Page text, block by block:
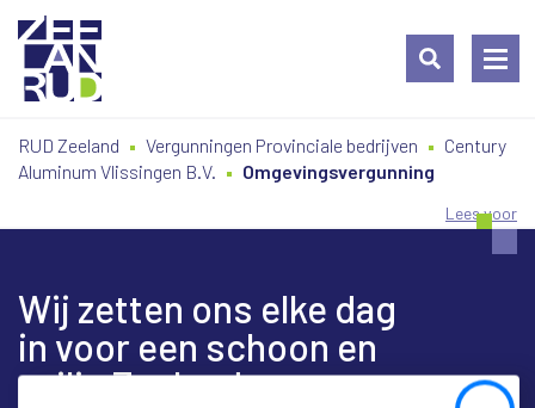
naar
naarRUD Zeeland Vergunningen Provinciale bedrijven
Century
Aluminum Vlissingen B.V.
Omgevingsvergunning
Lees voor
Wij zetten ons elke dag
in voor een schoon en
veilig Zeeland